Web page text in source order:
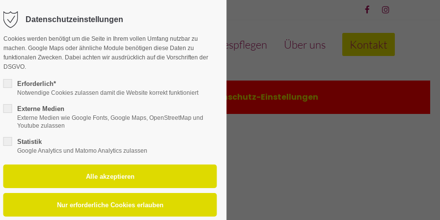
ipsum dolor sit amet:
/ 365days
support for our
Cybersteel Inc.
+44 1234 567 890
info@yourdomain.com
Lorem ipsum dolor sit amet,
dolor. Aenean massa. Cum sociis
querfurt.org
Leistungen Jobs Tagespflegen Über uns Kontakt
wurde nicht erlaubt. Bitte ändern Sie die Datenschutz-Einstellungen
Datenschutzeinstellungen
Cookies werden benötigt um die Seite in Ihrem vollen Umfang nutzbar zu
machen. Google Maps oder ähnliche Module benötigen diese Daten zu
funktionalen Zwecken. Dabei achten wir ausdrücklich auf die Vorschriften der
DSGVO.
Erforderlich*
Notwendige Cookies zulassen damit die Website korrekt funktioniert
Externe Medien
Externe Medien wie Google Fonts, Google Maps, OpenStreetMap und
Youtube zulassen
Statistik
Google Analytics und Matomo Analytics zulassen